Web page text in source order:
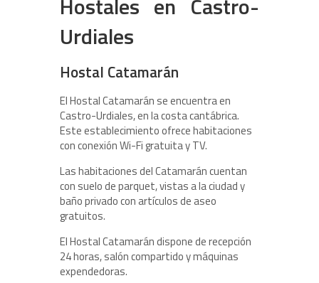
Urdiales
Hostal Catamarán
El Hostal Catamarán se encuentra en
Castro-Urdiales, en la costa cantábrica.
Este establecimiento ofrece habitaciones
con conexión Wi-Fi gratuita y TV.
Las habitaciones del Catamarán cuentan
con suelo de parquet, vistas a la ciudad y
baño privado con artículos de aseo
gratuitos.
El Hostal Catamarán dispone de recepción
24 horas, salón compartido y máquinas
expendedoras.